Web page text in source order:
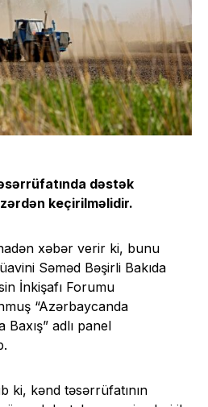
dəstək
keçirilməlidir.
xəbər verir ki, bunu
Səməd Bəşirli Bakıda
İnkişafı Forumu
“Azərbaycanda
adlı panel
ki, kənd təsərrüfatının